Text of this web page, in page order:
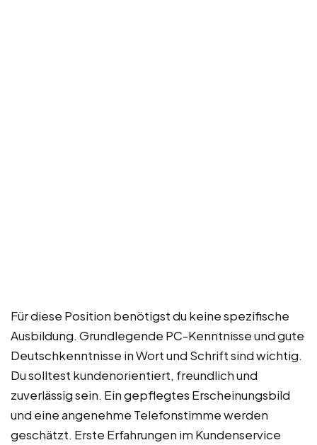
Für diese Position benötigst du keine spezifische
Ausbildung. Grundlegende PC-Kenntnisse und gute
Deutschkenntnisse in Wort und Schrift sind wichtig.
Du solltest kundenorientiert, freundlich und
zuverlässig sein. Ein gepflegtes Erscheinungsbild
und eine angenehme Telefonstimme werden
geschätzt. Erste Erfahrungen im Kundenservice